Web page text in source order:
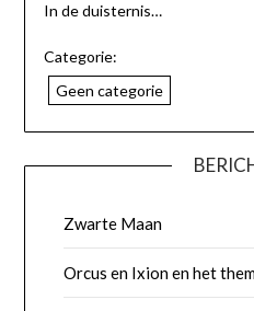
In de duisternis…
Categorie:
Geen categorie
Zwarte Maan
Orcus en Ixion en het